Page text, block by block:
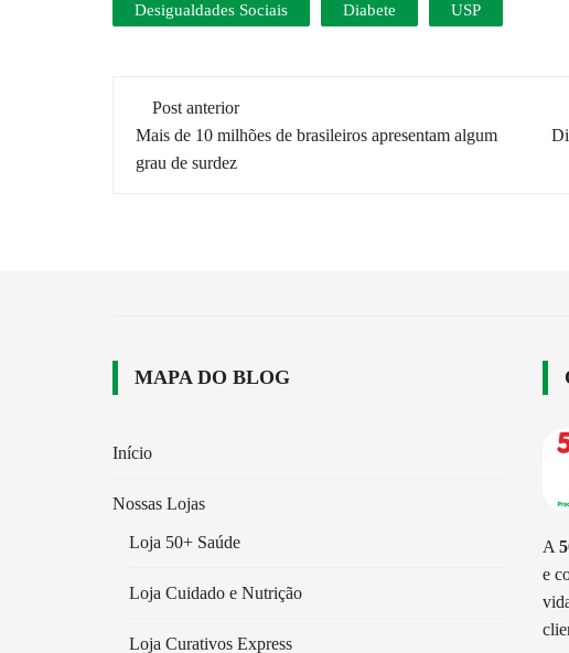
Desigualdades Sociais Diabete USP
Navegação
de
Post anterior
Mais de 10 milhões de brasileiros apresentam algum
grau de surdez
MAPA DO BLOG
Início
Nossas Lojas
Loja 50+ Saúde
Loja Cuidado e Nutrição
Loja Curativos Express
A
e